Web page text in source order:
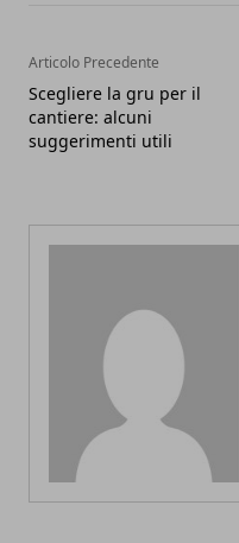
Articolo Precedente
Scegliere la gru per il
cantiere: alcuni
suggerimenti utili